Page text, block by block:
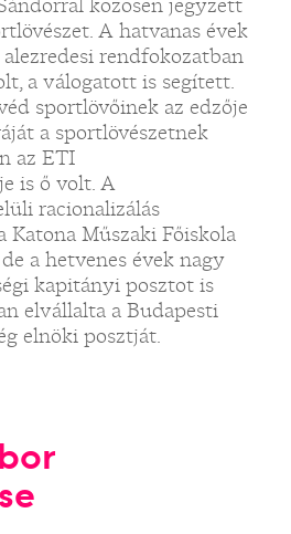
A hatvanas évek
rendfokozatban
a válogatott is segített.
sportlövőinek az edzője
a sportlövészetnek
az ETI
is ő volt. A
racionalizálás
Katona Műszaki Főiskola
a hetvenes évek nagy
kapitányi posztot is
elvállalta a Budapesti
elnöki posztját.